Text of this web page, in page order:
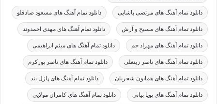
دانلود تمام آهنگ های مرتضی پاشایی دانلود تمام آهنگ های مسعود صادقلو
دانلود تمام آهنگ های مسیح و آرش دانلود تمام آهنگ های مهدی احمدوند
دانلود تمام آهنگ های مهراد جم دانلود تمام آهنگ های میثم ابراهیمی
دانلود تمام آهنگ های ناصر زینعلی دانلود تمام آهنگ های ناصر پورکرم
دانلود تمام آهنگ های همایون شجریان دانلود تمام آهنگ های پازل بند
دانلود تمام آهنگ های پویا بیاتی دانلود تمام آهنگ های کامران مولایی